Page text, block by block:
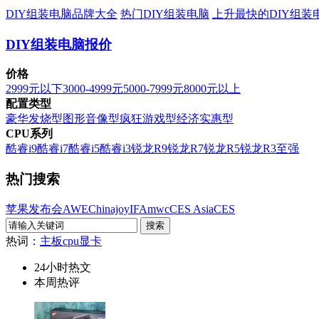
DIY组装电脑品牌大全 热门DIY组装电脑 上升最快的DIY组装
DIY组装电脑报价
价格
2999元以下3000-4999元5000-7999元8000元以上
配置类型
豪华发烧型图形音像型疯狂游戏型经济实惠型
CPU系列
酷睿i9酷睿i7酷睿i5酷睿i3锐龙R9锐龙R7锐龙R5锐龙R3至强
热门搜索
苹果发布会AWEChinajoyIFAmwcCES AsiaCES
热词： 主板cpu显卡
24小时热文
本周热评